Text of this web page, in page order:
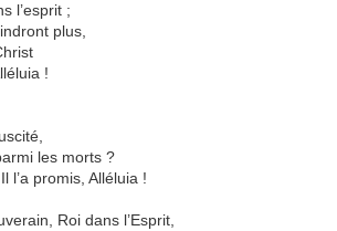
l’esprit ;
plus,
!
les morts ?
l’a promis, Alléluia !
Roi dans l’Esprit,